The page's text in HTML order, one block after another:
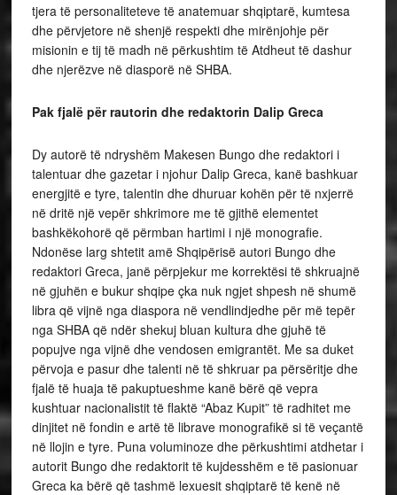
tjera të personaliteteve të anatemuar shqiptarë, kumtesa
dhe përvjetore në shenjë respekti dhe mirënjohje për
misionin e tij të madh në përkushtim të Atdheut të dashur
dhe njerëzve në diasporë në SHBA.
Pak fjalë për rautorin dhe redaktorin Dalip Greca
Dy autorë të ndryshëm Makesen Bungo dhe redaktori i
talentuar dhe gazetar i njohur Dalip Greca, kanë bashkuar
energjitë e tyre, talentin dhe dhuruar kohën për të nxjerrë
në dritë një vepër shkrimore me të gjithë elementet
bashkëkohorë që përmban hartimi i një monografie.
Ndonëse larg shtetit amë Shqipërisë autori Bungo dhe
redaktori Greca, janë përpjekur me korrektësi të shkruajnë
në gjuhën e bukur shqipe çka nuk ngjet shpesh në shumë
libra që vijnë nga diaspora në vendlindjedhe për më tepër
nga SHBA që ndër shekuj bluan kultura dhe gjuhë të
popujve nga vijnë dhe vendosen emigrantët. Me sa duket
përvoja e pasur dhe talenti në të shkruar pa përsëritje dhe
fjalë të huaja të pakuptueshme kanë bërë që vepra
kushtuar nacionalistit të flaktë “Abaz Kupit” të radhitet me
dinjitet në fondin e artë të librave monografikë si të veçantë
në llojin e tyre. Puna voluminoze dhe përkushtimi atdhetar i
autorit Bungo dhe redaktorit të kujdesshëm e të pasionuar
Greca ka bërë që tashmë lexuesit shqiptarë të kenë në